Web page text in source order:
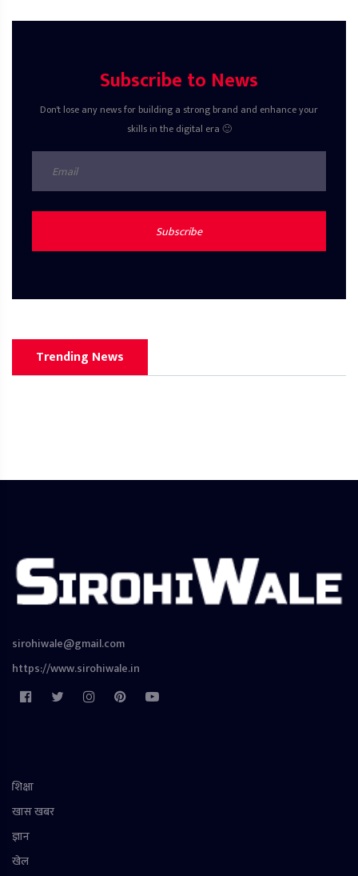
Subscribe to News
Don't lose any news for building a strong brand and enhance your
skills in the digital era 🙂
Subscribe
Trending News
sirohiwale@gmail.com
https://www.sirohiwale.in
शिक्षा
खास खबर
ज्ञान
खेल